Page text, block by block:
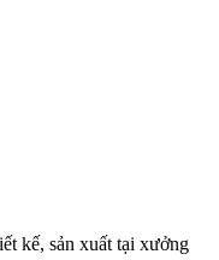
kế, sản xuất tại xưởng